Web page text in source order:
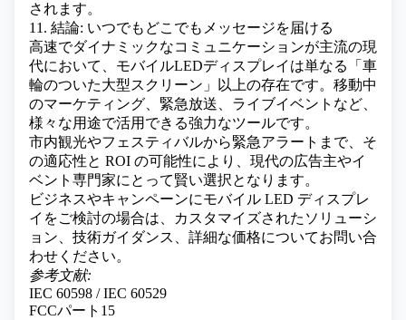
されます。
11. 結論: いつでもどこでもメッセージを届ける
高速でダイナミックなコミュニケーションが主流の現
代において、モバイルLEDディスプレイは単なる「車
輪のついた大型スクリーン」以上の存在です。移動中
のマーケティング、緊急放送、ライブイベントなど、
様々な用途で活用できる強力なツールです。
市内観光やフェスティバルから緊急アラートまで、そ
の適応性と ROI の可能性により、現代の広告主やイ
ベント専門家にとって賢い選択となります。
ビジネスやキャンペーンにモバイル LED ディスプレ
イをご検討の場合は、カスタマイズされたソリューシ
ョン、技術ガイダンス、詳細な価格についてお問い合
わせください。
参考文献:
IEC 60598 / IEC 60529
FCCパート15